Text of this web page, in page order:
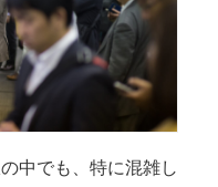
中でも、特に混雑し